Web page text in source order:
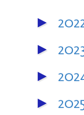
►
►
►
►